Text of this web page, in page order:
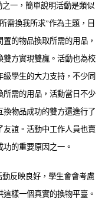
一，簡單說明活動是類似
需換我所求”作為主題，目
的物品換取所需的用品，
雙方實現雙贏。活動也為校
學生的大力支持，不少同
所需的用品，活動當日不少
物品成功的雙方還進行了
誼。活動中工作人員也賣
的重要原因之一。
反映良好，學生會會考慮
樣一個真實的換物平臺。